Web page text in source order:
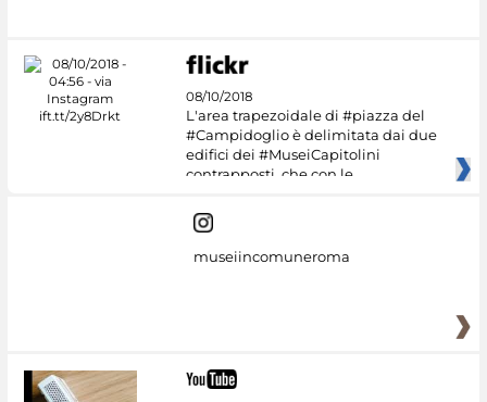
08/10/2018
L'area trapezoidale di #piazza del
#Campidoglio è delimitata dai due
edifici dei #MuseiCapitolini
contrapposti, che con le
museiincomuneroma